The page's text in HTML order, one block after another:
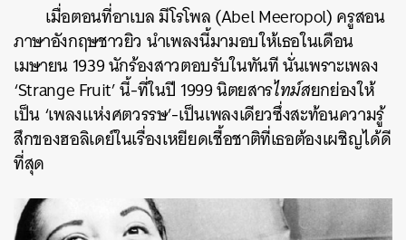
เมื่อตอนที่อาเบล มีโรโพล (Abel Meeropol) ครูสอน
ภาษาอังกฤษชาวยิว นำเพลงนี้มามอบให้เธอในเดือน
เมษายน 1939 นักร้องสาวตอบรับในทันที นั่นเพราะเพลง
‘Strange Fruit’ นี้-ที่ในปี 1999 นิตยสารไทม์สยกย่องให้
เป็น ‘เพลงแห่งศตวรรษ’-เป็นเพลงเดียวซึ่งสะท้อนความรู้
สึกของฮอลิเดย์ในเรื่องเหยียดเชื้อชาติที่เธอต้องเผชิญได้ดี
ที่สุด